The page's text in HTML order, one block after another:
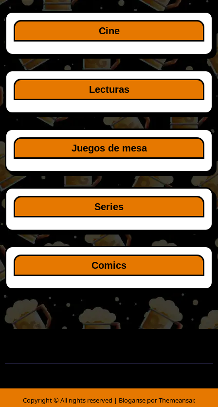
Cine
Lecturas
Juegos de mesa
Series
Comics
Copyright © All rights reserved | Blogarise porThemeansar.